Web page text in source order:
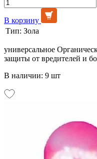
В корзину
Тип: Зола
универсальное
защиты от вредителей и
В наличии: 9 шт